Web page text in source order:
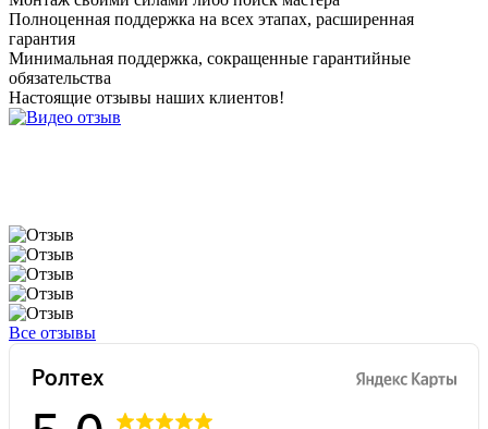
Полноценная поддержка на всех этапах, расширенная
гарантия
Минимальная поддержка, сокращенные гарантийные
обязательства
Настоящие отзывы наших клиентов!
Все отзывы